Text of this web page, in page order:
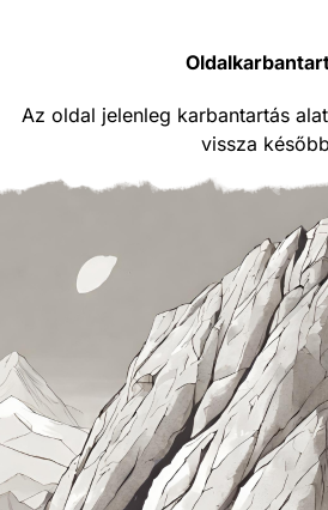
Az oldal jelenleg karbantartás
vissza